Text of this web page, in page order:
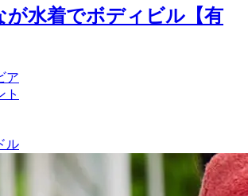
が水着でボディビル【有
ア
ト
ル